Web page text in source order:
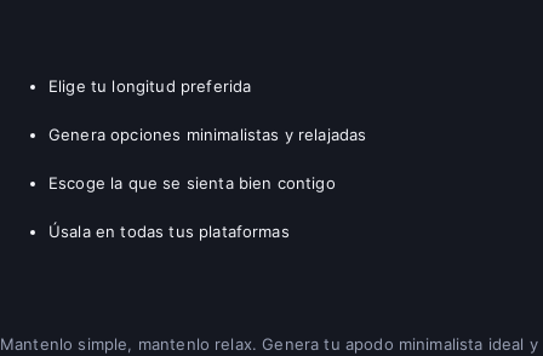
Elige tu longitud preferida
Genera opciones minimalistas y relajadas
Escoge la que se sienta bien contigo
Úsala en todas tus plataformas
Mantenlo simple, mantenlo relax. Genera tu apodo minimalista ideal y